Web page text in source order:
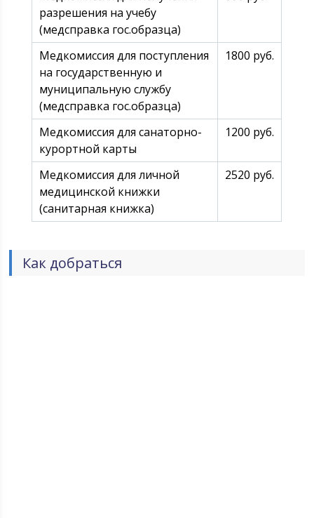
разрешения на учебу
(медсправка гос.образца)
Медкомиссия для поступления
на государственную и
муниципальную службу
(медсправка гос.образца)
1800 руб.
Медкомиссия для санаторно-
курортной карты
1200 руб.
Медкомиссия для личной
медицинской книжки
(санитарная книжка)
2520 руб.
Как добраться